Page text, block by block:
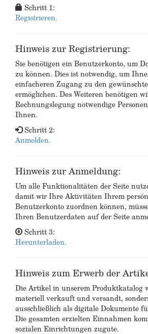
Schritt 1:
Registrieren.
Hinweis zur Registrierung:
Sie benötigen ein Benutzerkonto, um
zu können. Dies ist notwendig, um
einfacheren Zugang zu den
ermöglichen. Des Weiteren benötigen
Rechnungslegung notwendige
Ihnen.
Schritt 2:
Anmelden.
Hinweis zur Anmeldung:
Um alle Funktionalitäten der Seite
damit wir Ihre Aktivitäten Ihrem
Benutzerkonto zuordnen können,
Ihren Benutzerdaten auf der Seite
Schritt 3:
Herunterladen.
Hinweis zum Erwerb der
Die Artikel in unserem Produktkatalog
materiell verkauft und versandt,
ausschließlich als digitale Dokumente
Die gesamten erzielten Einnahmen
sozialen Einrichtungen zugute.